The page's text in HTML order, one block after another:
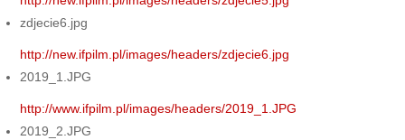
zdjecie6.jpg
http://new.ifpilm.pl/images/headers/zdjecie6.jpg
2019_1.JPG
http://www.ifpilm.pl/images/headers/2019_1.JPG
2019_2.JPG